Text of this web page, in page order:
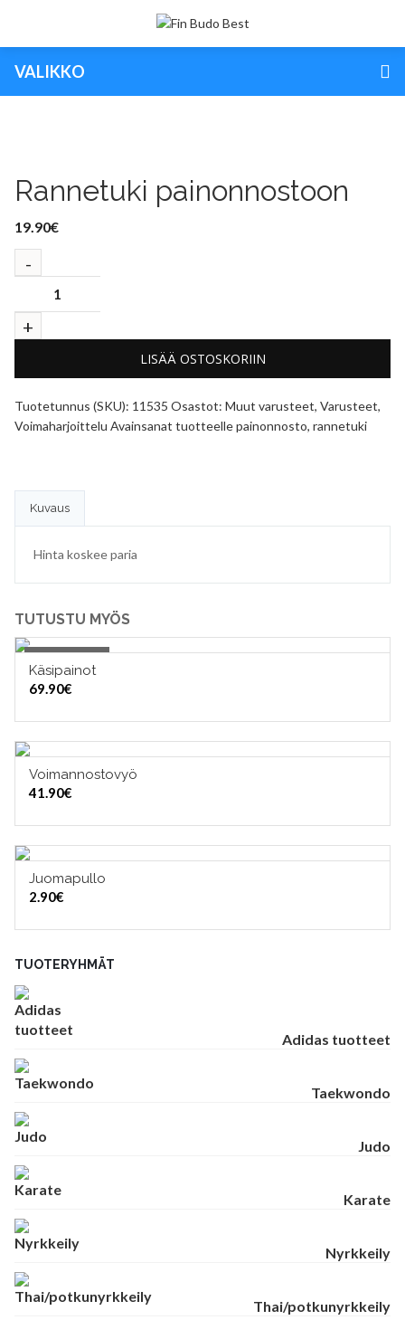
VALIKKO
Rannetuki painonnostoon
19.90€
LISÄÄ OSTOSKORIIN
Tuotetunnus (SKU): 11535 Osastot: Muut varusteet, Varusteet,
Voimaharjoittelu Avainsanat tuotteellepainonnosto, rannetuki
Kuvaus
Hinta koskee paria
TUTUSTU MYÖS
Out of Stock
Käsipainot
69.90€
Voimannostovyö
41.90€
Juomapullo
2.90€
TUOTERYHMÄT
Adidas tuotteet
Taekwondo
Judo
Karate
Nyrkkeily
Thai/potkunyrkkeily